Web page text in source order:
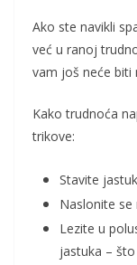
Ako ste navikli
već u ranoj
vam još neće biti
Kako trudnoća
trikove:
Stavite
Naslonite se
Lezite u
jastuka –